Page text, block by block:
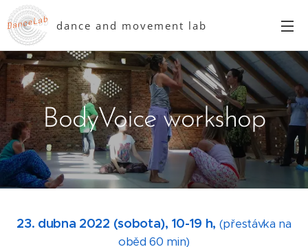
dance and movement lab
BodyVoice workshop
23. dubna 2022 (sobota), 10-19 h, (přestávka na
oběd 60 min)